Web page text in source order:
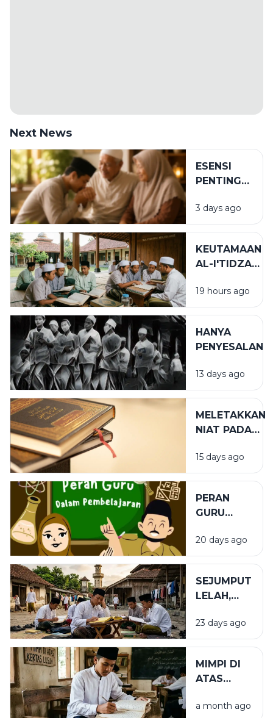
Next News
ESENSI
PENTING
BIRRUL
WALIDAIN
3 days ago
KEUTAMAAN
AL-I'TIDZAR
AFWU
DALAM
SPIRITUAL
19 hours ago
HANYA
PENYESALAN
13 days ago
MELETAKKAN
NIAT PADA
YANG TEPAT
15 days ago
PERAN
GURU
PENDIDIKAN
20 days ago
SEJUMPUT
LELAH,
BARAKAH
23 days ago
MIMPI DI
ATAS
LUSUH
a month ago